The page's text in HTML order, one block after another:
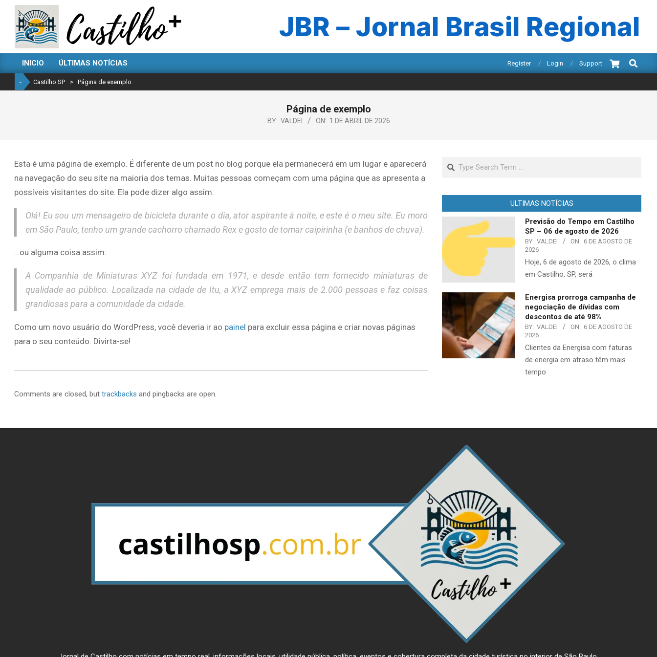
content
CASTILHO
SP
JBR – Jornal Brasil Regional
Primary
Navigation
Menu
INICIO ÚLTIMAS NOTÍCIAS Register Login Support
Search
- Castilho SP > Página de exemplo
Página de exemplo
BY: VALDEI ON: 1 DE ABRIL DE 2026
Esta é uma página de exemplo. É diferente de um post no blog porque ela permanecerá em um lugar e aparecerá
na navegação do seu site na maioria dos temas. Muitas pessoas começam com uma página que as apresenta a
possíveis visitantes do site. Ela pode dizer algo assim:
Olá! Eu sou um mensageiro de bicicleta durante o dia, ator aspirante à noite, e este é o meu site. Eu moro
em São Paulo, tenho um grande cachorro chamado Rex e gosto de tomar caipirinha (e banhos de chuva).
…ou alguma coisa assim:
A Companhia de Miniaturas XYZ foi fundada em 1971, e desde então tem fornecido miniaturas de
qualidade ao público. Localizada na cidade de Itu, a XYZ emprega mais de 2.000 pessoas e faz coisas
grandiosas para a comunidade da cidade.
Como um novo usuário do WordPress, você deveria ir ao painel para excluir essa página e criar novas páginas
para o seu conteúdo. Divirta-se!
Comments are closed, but trackbacks and pingbacks are open.
Search
ULTIMAS NOTÍCIAS
Previsão do Tempo em Castilho
SP – 06 de agosto de 2026
BY: VALDEI ON: 6 DE AGOSTO DE
2026
Hoje, 6 de agosto de 2026, o clima
em Castilho, SP, será
Energisa prorroga campanha de
negociação de dívidas com
descontos de até 98%
BY: VALDEI ON: 6 DE AGOSTO DE
2026
​Clientes da Energisa com faturas
de energia em atraso têm mais
tempo